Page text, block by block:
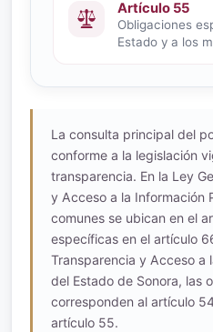
Artículo 55
Obligaciones
Estado y a los
La consulta principal del
conforme a la legislación
transparencia. En la Ley
y Acceso a la Información
comunes se ubican en el
específicas en el artículo
Transparencia y Acceso a
del Estado de Sonora, las
corresponden al artículo
artículo 55.